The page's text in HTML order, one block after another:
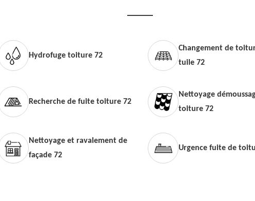
Hydrofuge toiture 72
Changement de
tuile 72
Recherche de fuite toiture 72
Nettoyage
toiture 72
Nettoyage et ravalement de
façade 72
Urgence fuite de